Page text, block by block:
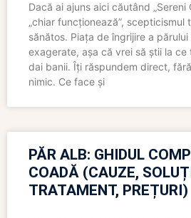
Dacă ai ajuns aici căutând „Sereni
„chiar funcționează”, scepticismul
sănătos. Piața de îngrijire a
exagerate, așa că vrei să știi la ce
dai banii. Îți răspundem direct,
nimic. Ce face și
PĂR ALB: GHIDUL
COADĂ (CAUZE,
TRATAMENT, PREȚURI)